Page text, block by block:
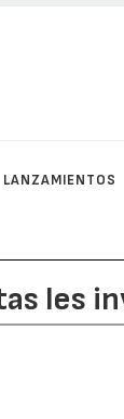
LANZAMIENTOS
les